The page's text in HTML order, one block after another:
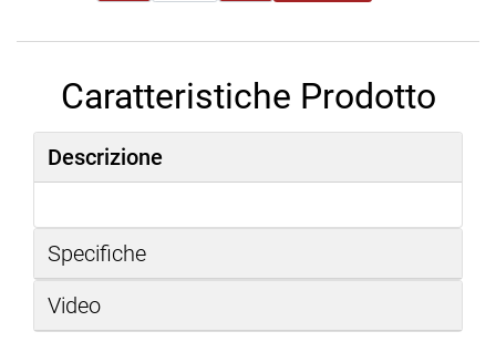
Caratteristiche Prodotto
Descrizione
Specifiche
Video